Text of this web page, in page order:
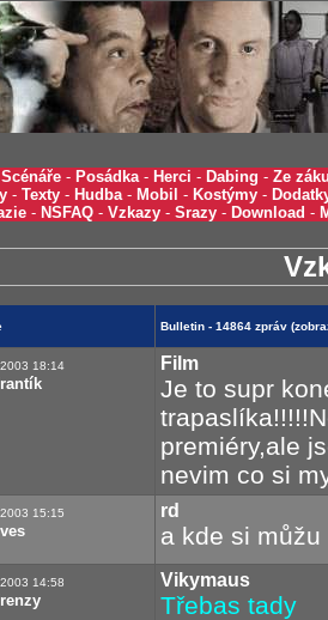
Scénáře - Posádka- Herci - Dabing - Ze
- Texty - Hudba- Mobil - Kostýmy -
- NSFAQ - Vzkazy - Srazy - Download -
Bulletin - 14864 zpráv
18:14 Film
Je to supr
premiéry,ale
nevim co si
15:15 rd
a kde si
14:58 Vikymaus
Třebas tady